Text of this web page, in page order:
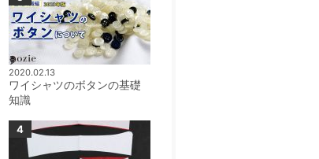
2020.02.13
ワイシャツのボタンの基礎
知識